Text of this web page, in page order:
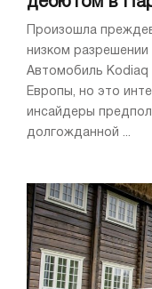
Произошла
низком
Автомобиль
Европы, но это
инсайдеры
долгожданной ...